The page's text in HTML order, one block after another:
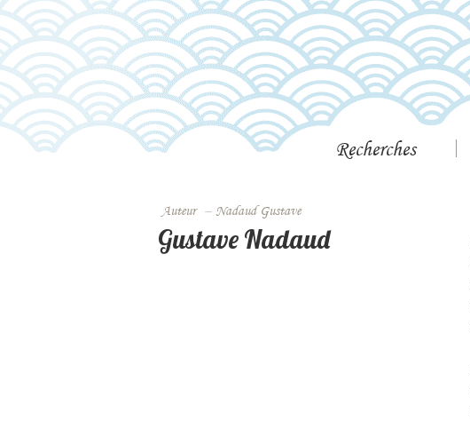
Recherches
Auteur – Nadaud Gustave
Gustave Nadaud